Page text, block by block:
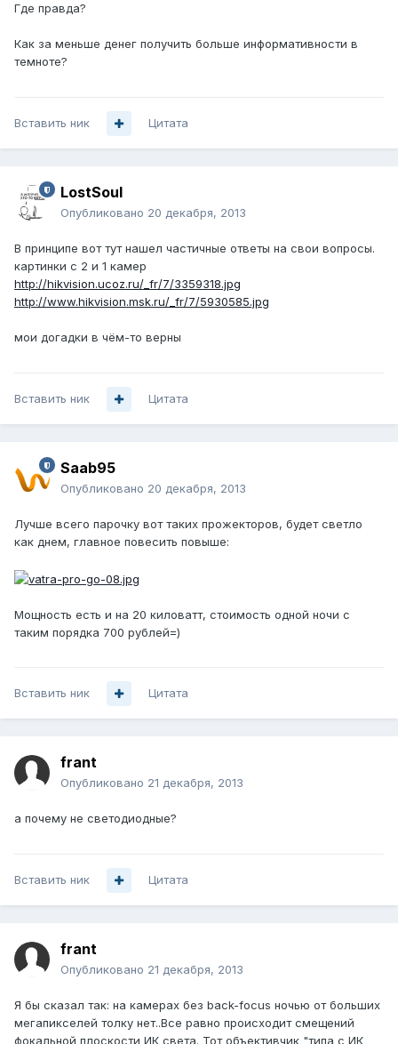
Где правда?
Как за меньше денег получить больше информативности в
темноте?
Вставить ник Цитата
LostSoul
Опубликовано 20 декабря, 2013
В принципе вот тут нашел частичные ответы на свои вопросы.
картинки с 2 и 1 камер
http://hikvision.ucoz.ru/_fr/7/3359318.jpg
http://www.hikvision.msk.ru/_fr/7/5930585.jpg
мои догадки в чём-то верны
Вставить ник Цитата
Saab95
Опубликовано 20 декабря, 2013
Лучше всего парочку вот таких прожекторов, будет светло
как днем, главное повесить повыше:
Мощность есть и на 20 киловатт, стоимость одной ночи с
таким порядка 700 рублей=)
Вставить ник Цитата
frant
Опубликовано 21 декабря, 2013
а почему не светодиодные?
Вставить ник Цитата
frant
Опубликовано 21 декабря, 2013
Я бы сказал так: на камерах без back-focus ночью от больших
мегапикселей толку нет..Все равно происходит смещений
фокальной плоскости ИК света. Тот объективчик "типа с ИК